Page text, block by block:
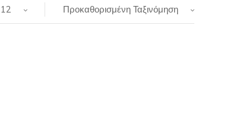
Προκαθορισμένη Ταξινόμηση
12